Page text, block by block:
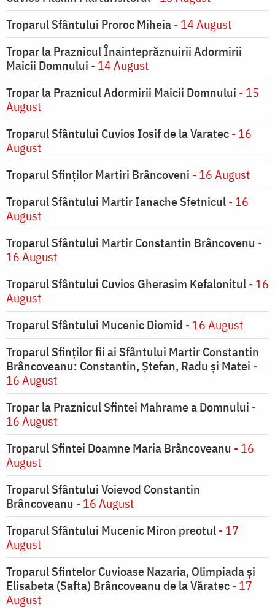
Troparul Sfântului Proroc Miheia- 14 August
Tropar la Praznicul Înainteprăznuirii Adormirii
Maicii Domnului - 14 August
Tropar la Praznicul Adormirii Maicii Domnului - 15
August
Troparul Sfântului Cuvios Iosif de la Varatec- 16
August
Troparul Sfinților Martiri Brâncoveni - 16 August
Troparul Sfântului Martir Ianache Sfetnicul- 16
August
Troparul Sfântului Martir Constantin Brâncovenu -
16 August
Troparul Sfântului Cuvios Gherasim Kefalonitul- 16
August
Troparul Sfântului Mucenic Diomid - 16 August
Troparul Sfinților fii ai Sfântului Martir Constantin
Brâncoveanu: Constantin, Ștefan, Radu și Matei -
16 August
Tropar la Praznicul Sfintei Mahrame a Domnului -
16 August
Troparul Sfintei Doamne Maria Brâncoveanu - 16
August
Troparul Sfântului Voievod Constantin
Brâncoveanu - 16 August
Troparul Sfântului Mucenic Miron preotul- 17
August
Troparul Sfintelor Cuvioase Nazaria, Olimpiada și
Elisabeta (Safta) Brâncoveanu de la Văratec- 17
August